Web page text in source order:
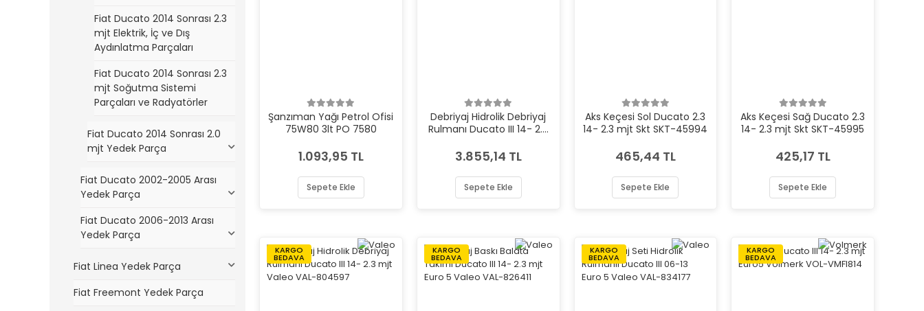
Fiat Ducato 2014 Sonrası 2.3
mjt Elektrik, İç ve Dış
Aydınlatma Parçaları
Fiat Ducato 2014 Sonrası 2.3
mjt Soğutma Sistemi
Parçaları ve Radyatörler
Fiat Ducato 2014 Sonrası 2.0
mjt Yedek Parça
Fiat Ducato 2002-2005 Arası
Yedek Parça
Fiat Ducato 2006-2013 Arası
Yedek Parça
Fiat Linea Yedek Parça
Fiat Freemont Yedek Parça
Şanzıman Yağı Petrol Ofisi
75W80 3lt PO 7580
1.093,95 TL
Sepete Ekle
Debriyaj Hidrolik Debriyaj
Rulmanı Ducato III 14- 2.3
3182654173
3.855,14 TL
Sepete Ekle
Aks Keçesi Sol Ducato 2.3
14- 2.3 mjt Skt SKT-45994
465,44 TL
Sepete Ekle
Aks Keçesi Sağ Ducato 2.3
14- 2.3 mjt Skt SKT-45995
425,17 TL
Sepete Ekle
KARGO
BEDAVA
KARGO
BEDAVA
KARGO
BEDAVA
KARGO
BEDAVA